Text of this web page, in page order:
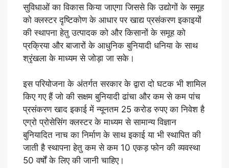
सुविधाओं का विकास किया जाएगा जिससे कि उद्योगों के समूह
को क्लस्टर दृष्टिकोण के आधार पर खाद्य प्रसंकरण इकाइयों
की स्थापना हेतु उत्पादक को और किसानों के समूह को
प्रक्रिया और बाजारों के आधुनिक बुनियादी धनिया के साथ
श्रृंखला के माध्यम से जोड़ा जा सके।
इस परियोजना के अंतर्गत सरकार के द्वारा दो घटक भी शामिल
किए गए हैं जो की सक्षम बुनियादी ढांचा और कम से कम पांच
प्रसंकरण खाद इकाई में न्यूनतम 25 करोड रुपए का निवेश है
एग्रो प्रोसेसिंग क्लस्टर के माध्यम से सामान्य विज्ञान
बुनियादित नाच का निर्माण के साथ इकाई या भी स्थापित की
जाती है स्थापना हेतु कम से कम 10 एकड़ फोन की व्यवस्था
50 वर्षों के लिए की जानी चाहिए।